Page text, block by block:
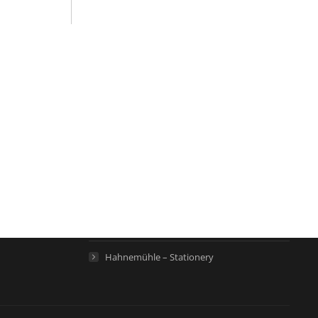
Hahnemühle – Stationery